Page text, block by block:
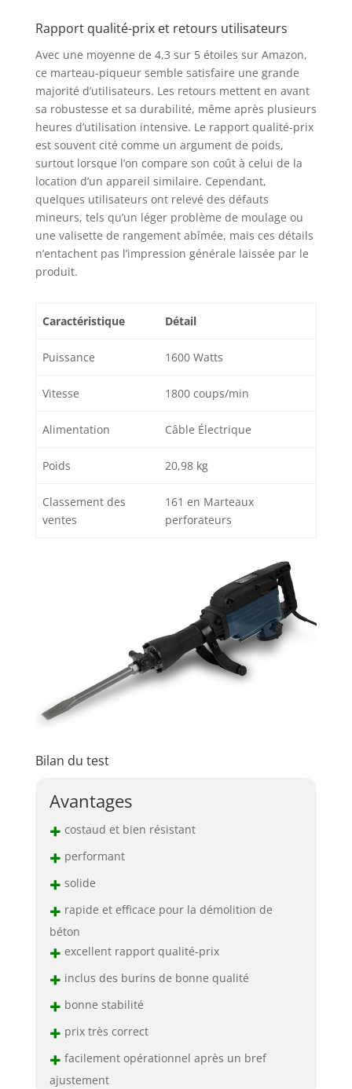
Rapport qualité-prix et retours utilisateurs
Avec une moyenne de 4,3 sur 5 étoiles sur Amazon,
ce marteau-piqueur semble satisfaire une grande
majorité d’utilisateurs. Les retours mettent en avant
sa robustesse et sa durabilité, même après plusieurs
heures d’utilisation intensive. Le rapport qualité-prix
est souvent cité comme un argument de poids,
surtout lorsque l’on compare son coût à celui de la
location d’un appareil similaire. Cependant,
quelques utilisateurs ont relevé des défauts
mineurs, tels qu’un léger problème de moulage ou
une valisette de rangement abîmée, mais ces détails
n’entachent pas l’impression générale laissée par le
produit.
Caractéristique Détail
Puissance 1600 Watts
Vitesse 1800 coups/min
Alimentation Câble Électrique
Poids 20,98 kg
Classement des
ventes
161 en Marteaux
perforateurs
Bilan du test
Avantages
+ costaud et bien résistant
+ performant
+ solide
+ rapide et efficace pour la démolition de
béton
+ excellent rapport qualité-prix
+ inclus des burins de bonne qualité
+ bonne stabilité
+ prix très correct
+ facilement opérationnel après un bref
ajustement